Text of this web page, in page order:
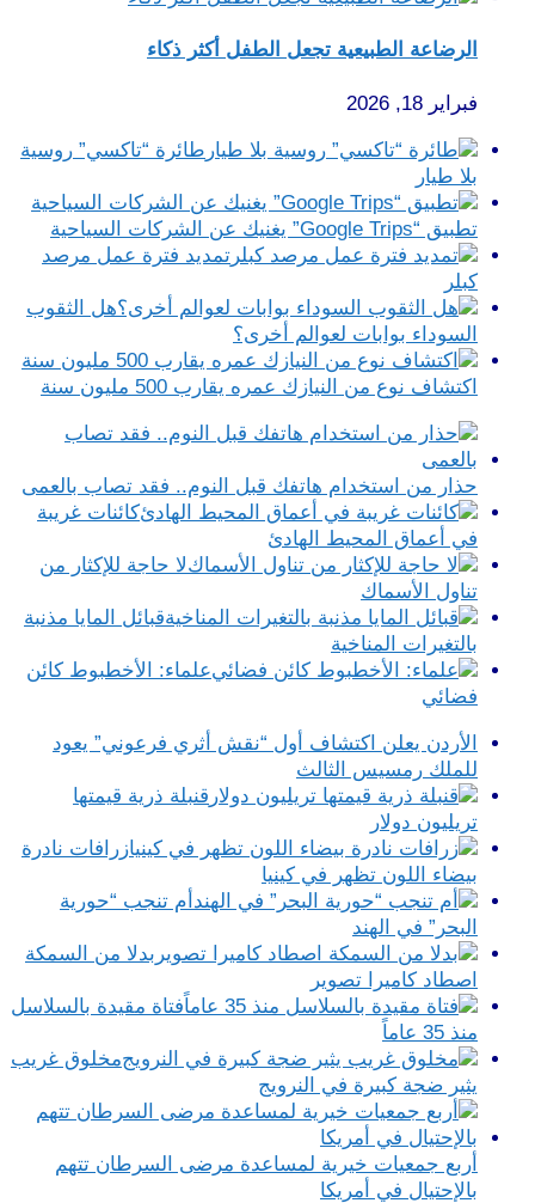
الرضاعة الطبيعية تجعل الطفل أكثر ذكاء
فبراير 18, 2026
طائرة “تاكسي” روسية
بلا طيار
تطبيق “Google Trips” يغنيك عن الشركات السياحية
تمديد فترة عمل مرصد
كبلر
هل الثقوب
السوداء بوابات لعوالم أخرى؟
اكتشاف نوع من النيازك عمره يقارب 500 مليون سنة
حذار من استخدام هاتفك قبل النوم.. فقد تصاب بالعمى
كائنات غريبة
في أعماق المحيط الهادئ
لا حاجة للإكثار من
تناول الأسماك
قبائل المايا مذنبة
بالتغيرات المناخية
علماء: الأخطبوط كائن
فضائي
الأردن يعلن اكتشاف أول “نقش أثري فرعوني” يعود
للملك رمسيس الثالث
قنبلة ذرية قيمتها
تريليون دولار
زرافات نادرة
بيضاء اللون تظهر في كينيا
أم تنجب “حورية
البحر” في الهند
بدلا من السمكة
اصطاد كاميرا تصوير
فتاة مقيدة بالسلاسل
منذ 35 عاماً
مخلوق غريب
يثير ضجة كبيرة في النرويج
أربع جمعيات خيرية لمساعدة مرضى السرطان تتهم
بالإحتيال في أمريكا